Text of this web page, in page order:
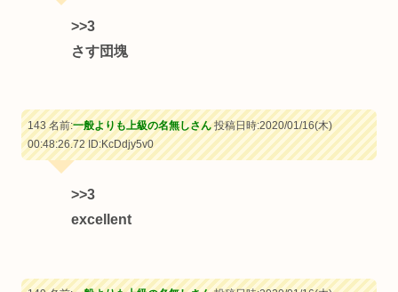
>>3
さす団塊
143 名前:一般よりも上級の名無しさん投稿日時:2020/01/16(木)
00:48:26.72ID:KcDdjy5v0
>>3
excellent